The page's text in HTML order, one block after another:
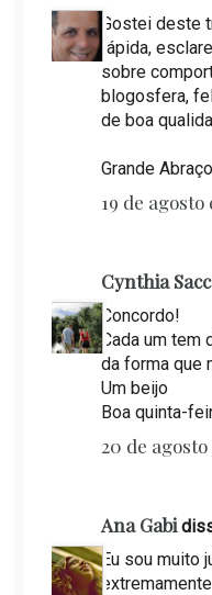
Gostei deste
rápida,
sobre
blogosfera,
de boa
Grande Abraço
19 de agosto
Cynthia
Concordo!
Cada um tem
da forma que
Um beijo
Boa quinta-
20 de
Ana Gabi
Eu sou muito